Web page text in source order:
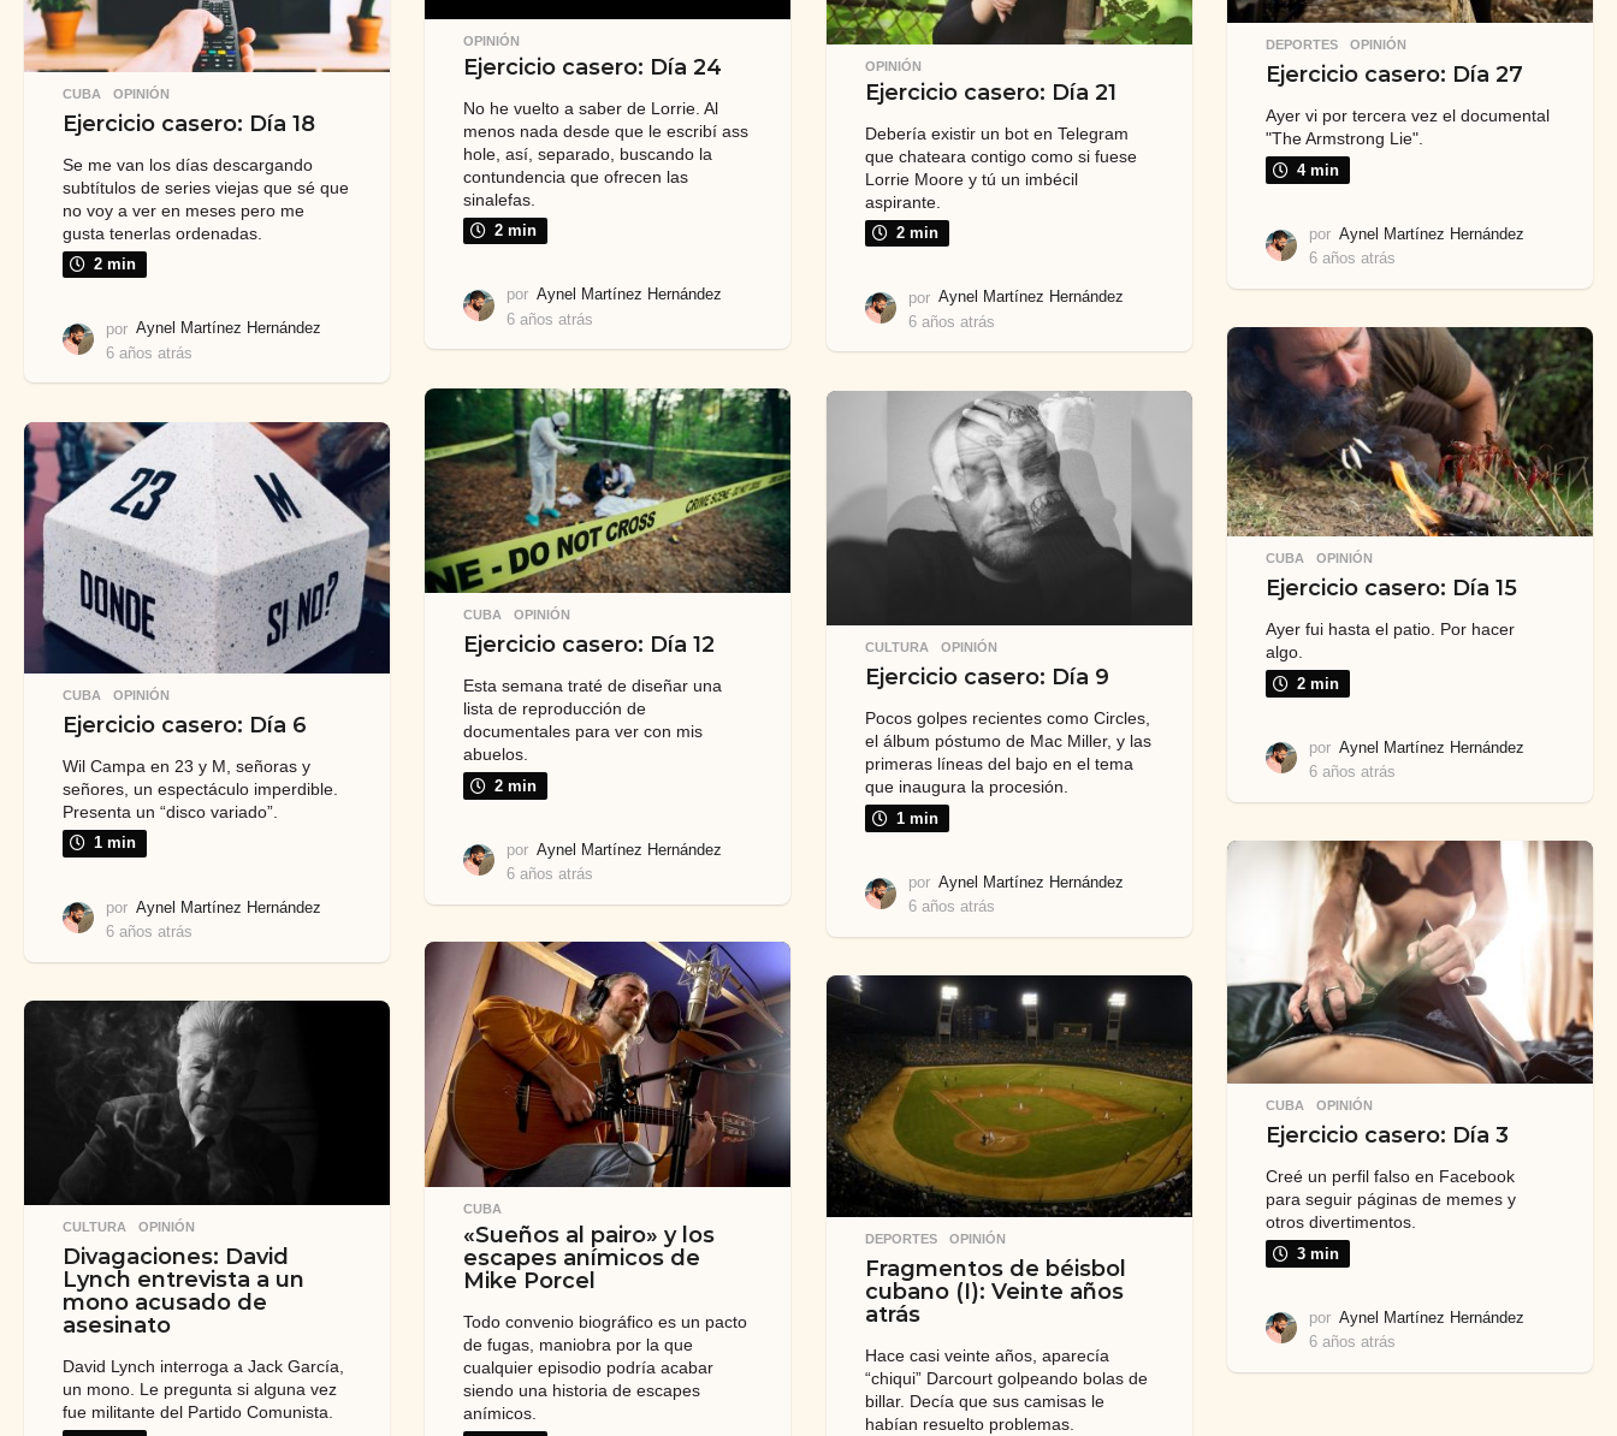
DEPORTES ,OPINIÓN
Ejercicio casero: Día 27
Ayer vi por tercera vez el documental
"The Armstrong Lie".
4 min
por Aynel Martínez Hernández
6 años atrás
o
s
a
t
r
á
s
OPINIÓN
Ejercicio casero: Día 24
No he vuelto a saber de Lorrie. Al
menos nada desde que le escribí ass
hole, así, separado, buscando la
contundencia que ofrecen las
sinalefas.
2 min
por Aynel Martínez Hernández
6 años atrás
o
s
a
t
r
á
s
OPINIÓN
Ejercicio casero: Día 21
Debería existir un bot en Telegram
que chateara contigo como si fuese
Lorrie Moore y tú un imbécil
aspirante.
2 min
por Aynel Martínez Hernández
6 años atrás
o
s
a
t
r
á
s
CUBA ,OPINIÓN
Ejercicio casero: Día 18
Se me van los días descargando
subtítulos de series viejas que sé que
no voy a ver en meses pero me
gusta tenerlas ordenadas.
2 min
por Aynel Martínez Hernández
6 años atrás
á
CUBA ,OPINIÓN
Ejercicio casero: Día 15
Ayer fui hasta el patio. Por hacer
algo.
2 min
por Aynel Martínez Hernández
6 años atrás
o
s
t
r
á
s
CUBA ,OPINIÓN
Ejercicio casero: Día 12
Esta semana traté de diseñar una
lista de reproducción de
documentales para ver con mis
abuelos.
2 min
por Aynel Martínez Hernández
6 años atrás
o
a
t
r
á
s
CULTURA ,OPINIÓN
Ejercicio casero: Día 9
Pocos golpes recientes como Circles,
el álbum póstumo de Mac Miller, y las
primeras líneas del bajo en el tema
que inaugura la procesión.
1 min
por Aynel Martínez Hernández
6 años atrás
o
t
r
á
CUBA ,OPINIÓN
Ejercicio casero: Día 6
Wil Campa en 23 y M, señoras y
señores, un espectáculo imperdible.
Presenta un “disco variado”.
1 min
por Aynel Martínez Hernández
6 años atrás
o
s
t
r
á
s
CUBA ,OPINIÓN
Ejercicio casero: Día 3
Creé un perfil falso en Facebook
para seguir páginas de memes y
otros divertimentos.
3 min
por Aynel Martínez Hernández
6 años atrás
CUBA
«Sueños al pairo» y los
escapes anímicos de
Mike Porcel
Todo convenio biográfico es un pacto
de fugas, maniobra por la que
cualquier episodio podría acabar
siendo una historia de escapes
anímicos.
DEPORTES ,OPINIÓN
Fragmentos de béisbol
cubano (I): Veinte años
atrás
Hace casi veinte años, aparecía
“chiqui” Darcourt golpeando bolas de
billar. Decía que sus camisas le
habían resuelto problemas.
CULTURA ,OPINIÓN
Divagaciones: David
Lynch entrevista a un
mono acusado de
asesinato
David Lynch interroga a Jack García,
un mono. Le pregunta si alguna vez
fue militante del Partido Comunista.